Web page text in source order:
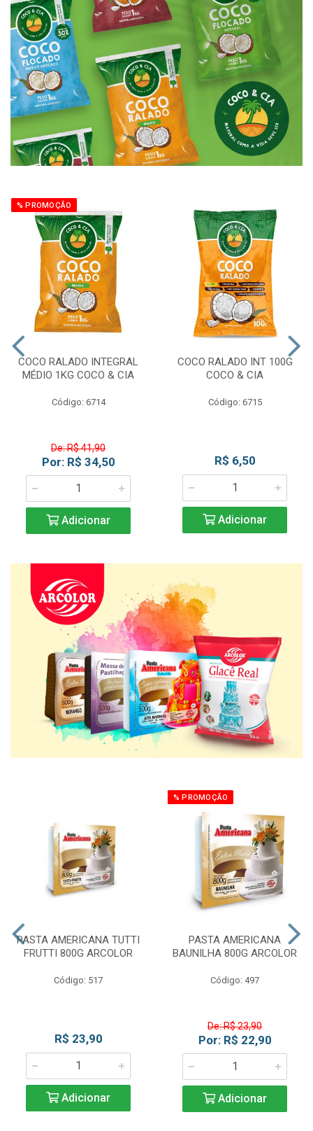
% PROMOÇÃO
COCO RALADO INTEGRAL
MÉDIO 1KG COCO & CIA
Código: 6714
De: R$ 41,90
Por: R$ 34,50
Adicionar
COCO RALADO INT 100G
COCO & CIA
Código: 6715
R$ 6,50
Adicionar
PASTA AMERICANA TUTTI
FRUTTI 800G ARCOLOR
Código: 517
R$ 23,90
Adicionar
% PROMOÇÃO
PASTA AMERICANA
BAUNILHA 800G ARCOLOR
Código: 497
De: R$ 23,90
Por: R$ 22,90
Adicionar